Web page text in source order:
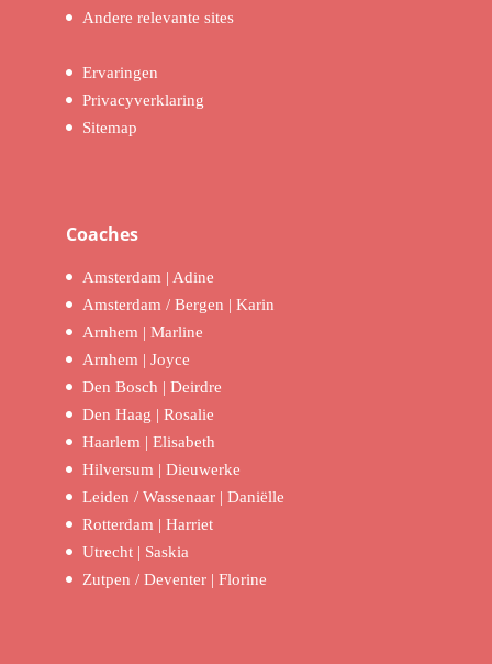
Andere relevante sites
Ervaringen
Privacyverklaring
Sitemap
Coaches
Amsterdam | Adine
Amsterdam / Bergen | Karin
Arnhem | Marline
Arnhem | Joyce
Den Bosch | Deirdre
Den Haag | Rosalie
Haarlem | Elisabeth
Hilversum | Dieuwerke
Leiden / Wassenaar | Daniëlle
Rotterdam | Harriet
Utrecht | Saskia
Zutpen / Deventer | Florine